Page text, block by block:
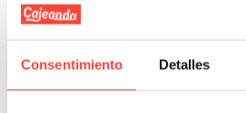
Consentimiento Detalles